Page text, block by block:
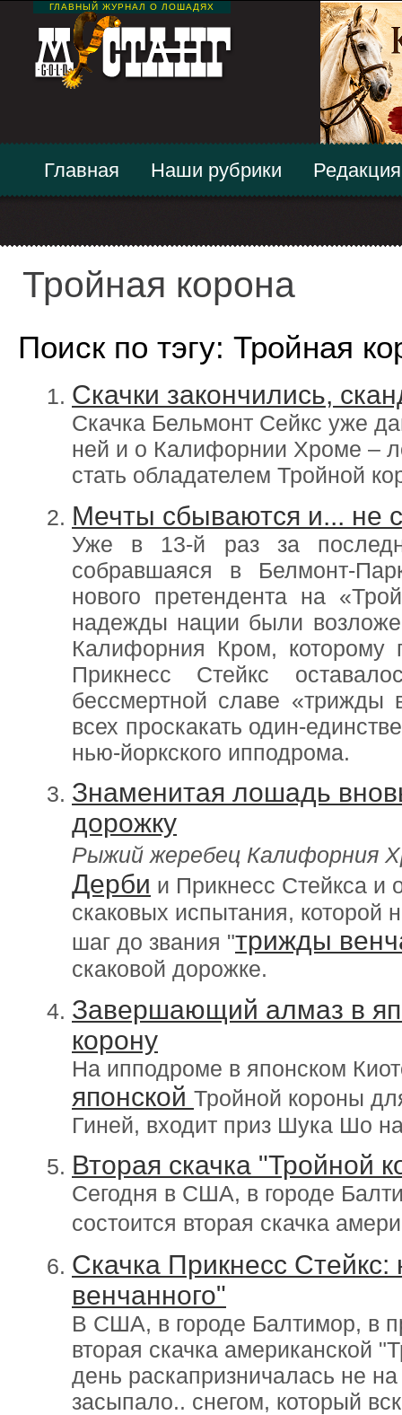
ГЛАВНЫЙ ЖУРНАЛ О ЛОШАДЯХ
Главная Наши рубрики Редакция
Тройная корона
Поиск по тэгу: Тройная
Скачки закончились,
Скачка Бельмонт Сейкс уже
ней и о Калифорнии Хроме –
стать обладателем Тройной
Мечты сбываются и... не
Уже в 13-й раз за
собравшаяся в Белмонт-
нового претендента на
надежды нации были
Калифорния Кром, которому
Прикнесс Стейкс
бессмертной славе «трижды
всех проскакать один-
нью-йоркского ипподрома.
Знаменитая лошадь
дорожку
Рыжий жеребец Калифорния
Дерби и Прикнесс Стейкса и
скаковых испытания, которой
шаг до звания "трижды
скаковой дорожке.
Завершающий алмаз в
корону
На ипподроме в японском
японской Тройной короны
Гиней, входит приз Шука Шо
Вторая скачка "Тройной
Сегодня в США, в городе
состоится вторая скачка
Скачка Прикнесс
венчанного"
В США, в городе Балтимор, в
вторая скачка американской
день раскапризничалась не
засыпало.. снегом, который